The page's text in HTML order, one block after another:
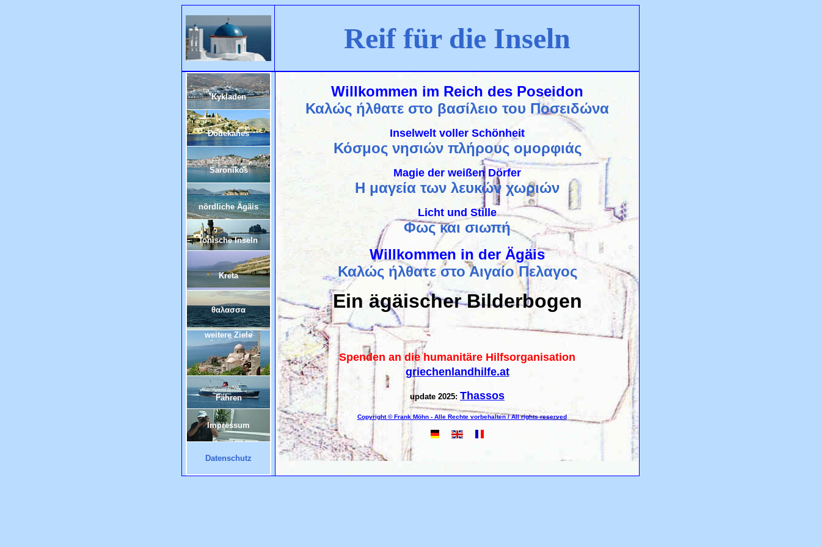
Reif für die Inseln
Kykladen
Dodekanes
Saronikos
nördliche Ägäis
Ionische Inseln
Kreta
θαλασσα
weitere Ziele
Fähren
Impressum
Datenschutz
Willkommen im Reich des Poseidon
Καλώς ήλθατε στο βασίλειο του Ποσειδώνα
Inselwelt voller Schönheit
Κόσμος νησιών πλήρους ομορφιάς
Magie der weißen Dörfer
Η μαγεία των λευκών χωριών
Licht und Stille
Φως και σιωπή
Willkommen in der Ägäis
Καλώς ήλθατε στο ΑιγαίοΠελαγος
Ein ägäischer Bilderbogen
Spenden an die humanitäre Hilfsorganisation
griechenlandhilfe.at
update 2025: Thassos
Copyright © Frank Möhn - Alle Rechte vorbehalten / All rights reserved